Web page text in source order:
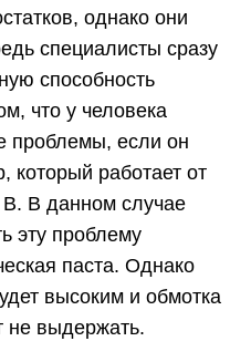
однако они
специалисты сразу
способность
что у человека
проблемы, если он
который работает от
В данном случае
эту проблему
паста. Однако
высоким и обмотка
не выдержать.